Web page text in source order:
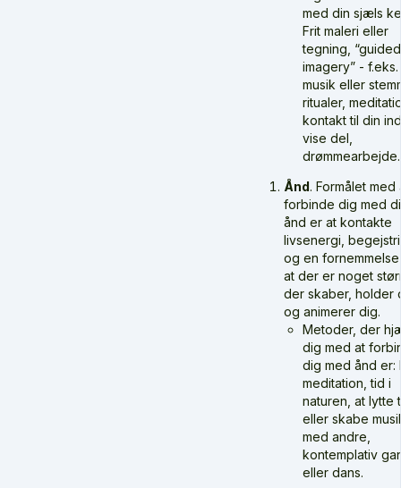
med din sjæls
Frit maleri eller
tegning, “guided
imagery” -
musik eller
ritualer,
kontakt til din
vise del,
drømmearbejde.
Ånd. Formålet med
forbinde dig med
ånd er at kontakte
livsenergi,
og en fornemmelse
at der er noget
der skaber, holder
og animerer dig.
Metoder, der
dig med at
dig med ånd er:
meditation, tid i
naturen, at lytte
eller skabe
med andre,
kontemplativ
eller dans.